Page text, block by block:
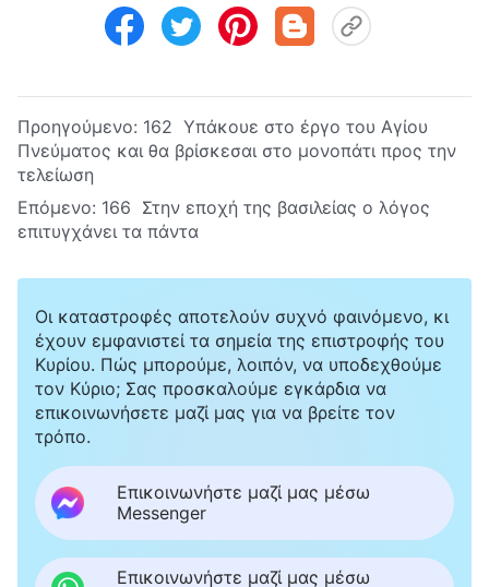
Προηγούμενο: 162 Υπάκουε στο έργο του Αγίου
Πνεύματος και θα βρίσκεσαι στο μονοπάτι προς την
τελείωση
Επόμενο: 166 Στην εποχή της βασιλείας ο λόγος
επιτυγχάνει τα πάντα
Οι καταστροφές αποτελούν συχνό φαινόμενο, κι
έχουν εμφανιστεί τα σημεία της επιστροφής του
Κυρίου. Πώς μπορούμε, λοιπόν, να υποδεχθούμε
τον Κύριο; Σας προσκαλούμε εγκάρδια να
επικοινωνήσετε μαζί μας για να βρείτε τον
τρόπο.
Επικοινωνήστε μαζί μας μέσω
Messenger
Επικοινωνήστε μαζί μας μέσω